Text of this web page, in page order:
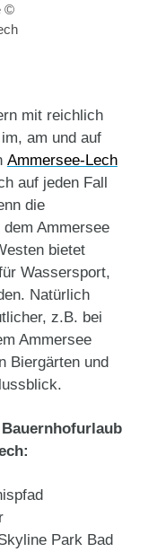
©
mit reichlich
am und auf
Ammersee-Lech
auf jeden Fall
die
Ammersee
bietet
Wassersport,
Natürlich
z.B. bei
Ammersee
Biergärten und
Park Bad